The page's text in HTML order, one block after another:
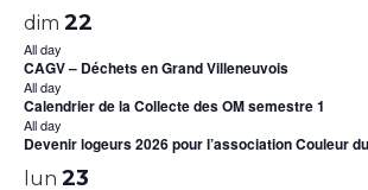
dim 22
All day
CAGV – Déchets en Grand Villeneuvois
All day
Calendrier de la Collecte des OM semestre 1
All day
Devenir logeurs 2026 pour l’association Couleur
lun 23